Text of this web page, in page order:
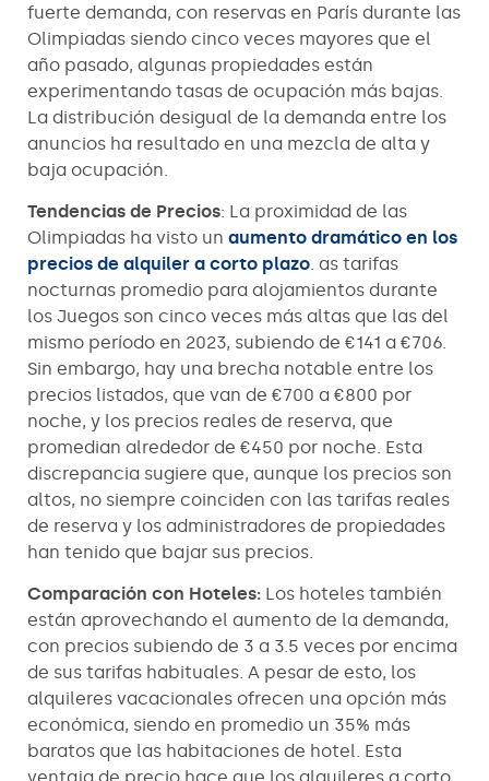
fuerte demanda, con reservas en París durante las
Olimpiadas siendo cinco veces mayores que el
año pasado, algunas propiedades están
experimentando tasas de ocupación más bajas.
La distribución desigual de la demanda entre los
anuncios ha resultado en una mezcla de alta y
baja ocupación.
Tendencias de Precios: La proximidad de las
Olimpiadas ha visto un aumento dramático en los
precios de alquiler a corto plazo. as tarifas
nocturnas promedio para alojamientos durante
los Juegos son cinco veces más altas que las del
mismo período en 2023, subiendo de €141 a €706.
Sin embargo, hay una brecha notable entre los
precios listados, que van de €700 a €800 por
noche, y los precios reales de reserva, que
promedian alrededor de €450 por noche. Esta
discrepancia sugiere que, aunque los precios son
altos, no siempre coinciden con las tarifas reales
de reserva y los administradores de propiedades
han tenido que bajar sus precios.
Comparación con Hoteles: Los hoteles también
están aprovechando el aumento de la demanda,
con precios subiendo de 3 a 3.5 veces por encima
de sus tarifas habituales. A pesar de esto, los
alquileres vacacionales ofrecen una opción más
económica, siendo en promedio un 35% más
baratos que las habitaciones de hotel. Esta